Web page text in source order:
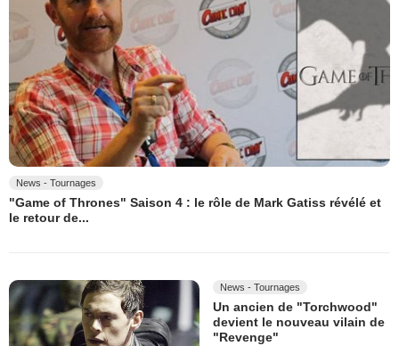
News - Tournages
"Game of Thrones" Saison 4 : le rôle de Mark Gatiss révélé et
le retour de...
News - Tournages
Un ancien de "Torchwood"
devient le nouveau vilain de
"Revenge"